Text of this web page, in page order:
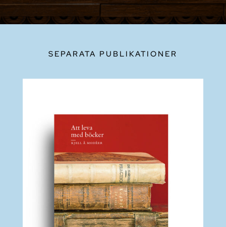
SEPARATA PUBLIKATIONER